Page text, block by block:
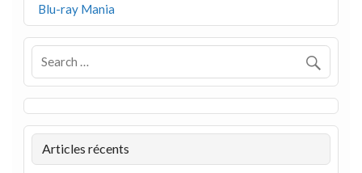
Blu-ray Mania
Articles récents